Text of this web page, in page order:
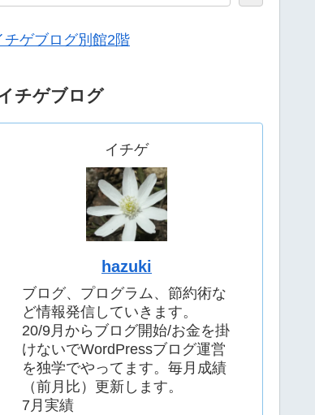
チゲブログ別館2階
チゲブログ
イチゲ
hazuki
ブログ、プログラム、節約術な
ど情報発信していきます。
20/9月からブログ開始/お金を掛
けないでWordPressブログ運営
を独学でやってます。毎月成績
（前月比）更新します。
7月実績